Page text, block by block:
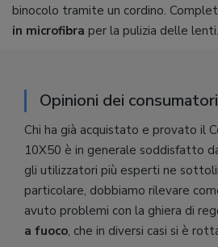
binocolo tramite un cordino.
in microfibra per la pulizia delle lenti.
Opinioni dei consumatori
Chi ha già acquistato e provato il
10X50 è in generale soddisfatto
gli utilizzatori più esperti ne
particolare, dobbiamo rilevare
avuto problemi con la ghiera di
a fuoco, che in diversi casi si è